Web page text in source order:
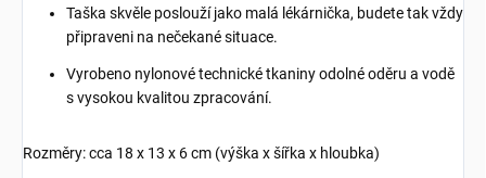
Taška skvěle poslouží jako malá lékárnička, budete tak vždy
připraveni na nečekané situace.
Vyrobeno nylonové technické tkaniny odolné oděru a vodě
s vysokou kvalitou zpracování.
Rozměry: cca 18 x 13 x 6 cm (výška x šířka x hloubka)